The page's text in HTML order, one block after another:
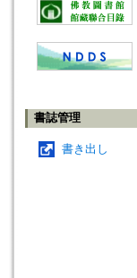
書誌管理
書き出し